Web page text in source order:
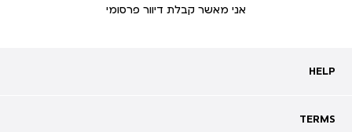
אני מאשר קבלת דיוור פרסומי
HELP
HELP
שאלות ותשובות
TERMS
TERMS